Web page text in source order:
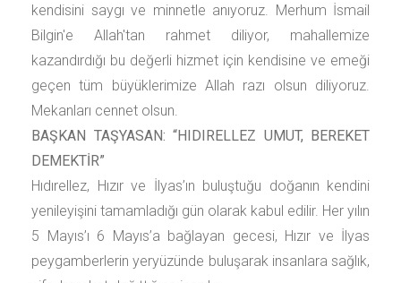
kendisini saygı ve minnetle anıyoruz. Merhum İsmail
Bilgin'e Allah'tan rahmet diliyor, mahallemize
kazandırdığı bu değerli hizmet için kendisine ve emeği
geçen tüm büyüklerimize Allah razı olsun diliyoruz.
Mekanları cennet olsun.
BAŞKAN TAŞYASAN: “HIDIRELLEZ UMUT, BEREKET
DEMEKTİR”
Hıdırellez, Hızır ve İlyas’ın buluştuğu doğanın kendini
yenileyişini tamamladığı gün olarak kabul edilir. Her yılın
5 Mayıs’ı 6 Mayıs’a bağlayan gecesi, Hızır ve İlyas
peygamberlerin yeryüzünde buluşarak insanlara sağlık,